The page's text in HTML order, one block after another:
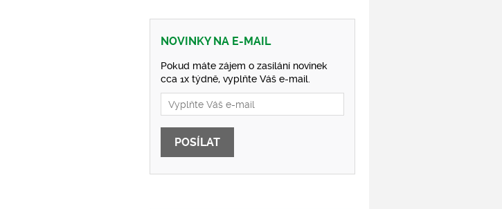
NOVINKY NA E-MAIL
Pokud máte zájem o zasílání novinek
cca 1x týdně, vyplňte Váš e-mail.
POSÍLAT